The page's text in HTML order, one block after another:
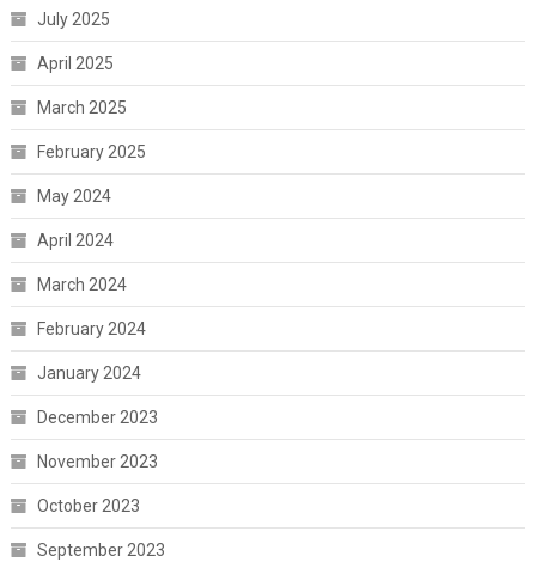
July 2025
April 2025
March 2025
February 2025
May 2024
April 2024
March 2024
February 2024
January 2024
December 2023
November 2023
October 2023
September 2023